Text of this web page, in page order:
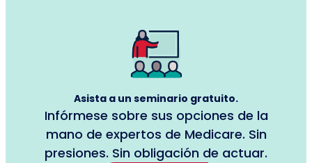
Asista a un seminario gratuito.
Infórmese sobre sus opciones de la
mano de expertos de Medicare. Sin
presiones. Sin obligación de actuar.